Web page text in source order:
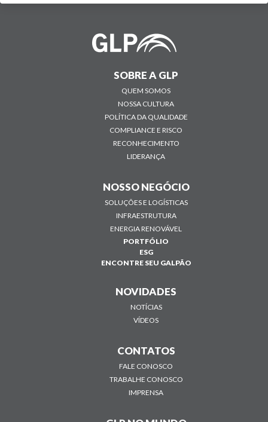
SOBRE A GLP
QUEM SOMOS
NOSSA CULTURA
POLÍTICA DA QUALIDADE
COMPLIANCE E RISCO
RECONHECIMENTO
LIDERANÇA
NOSSO NEGÓCIO
SOLUÇÕES E LOGÍSTICAS
INFRAESTRUTURA
ENERGIA RENOVÁVEL
PORTFÓLIO
ESG
ENCONTRE SEU GALPÃO
NOVIDADES
NOTÍCIAS
VÍDEOS
CONTATOS
FALE CONOSCO
TRABALHE CONOSCO
IMPRENSA